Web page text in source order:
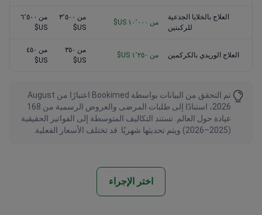
العلاج بالخلايا الجذعية
للركبتين
من ١٠٬٠٠٠ US$
من ٣٬٥٠٠
US$
من ٦٬٥٠٠
US$
العلاج الوريدي بالكركمين من ١٬٢٥٠ US$
من ٣٥٠
US$
من ٤٥٠
US$
تم التحقق من البيانات بواسطة Bookimed اعتبارًا من August
2026، استنادًا إلى طلبات المرضى والعروض الرسمية من 168
عيادة حول العالم. تستند التكاليف المتوسطة إلى الفواتير الحقيقية
(2025–2026) ويتم تحديثها شهريًا. قد تختلف الأسعار الفعلية.
اختر الإجراء